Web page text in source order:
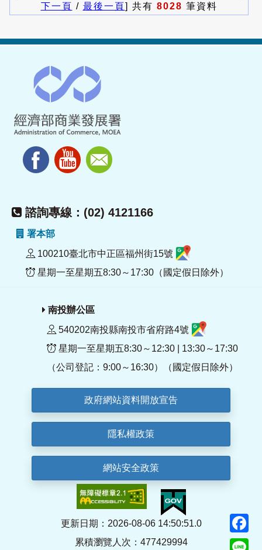
下一頁 / 最後一頁] 共有 8028 筆資料
諮詢專線：(02) 4121166
署本部
100210臺北市中正區福州街15號
星期一至星期五8:30～17:30（國定假日除外）
南投辦公區
540202南投縣南投市省府路4號
星期一至星期五8:30～12:30 | 13:30～17:30
（公司登記：9:00～16:30）（國定假日除外）
政府網站資料開放宣告
隱私權政策
網站安全政策
更新日期：2026-08-06 14:50:51.0
累積瀏覽人次：477429994